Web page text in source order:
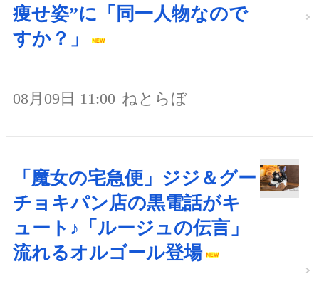
痩せ姿”に「同一人物なので
すか？」
08月09日 11:00 ねとらぼ
「魔女の宅急便」ジジ＆グー
チョキパン店の黒電話がキ
ュート♪「ルージュの伝言」
流れるオルゴール登場